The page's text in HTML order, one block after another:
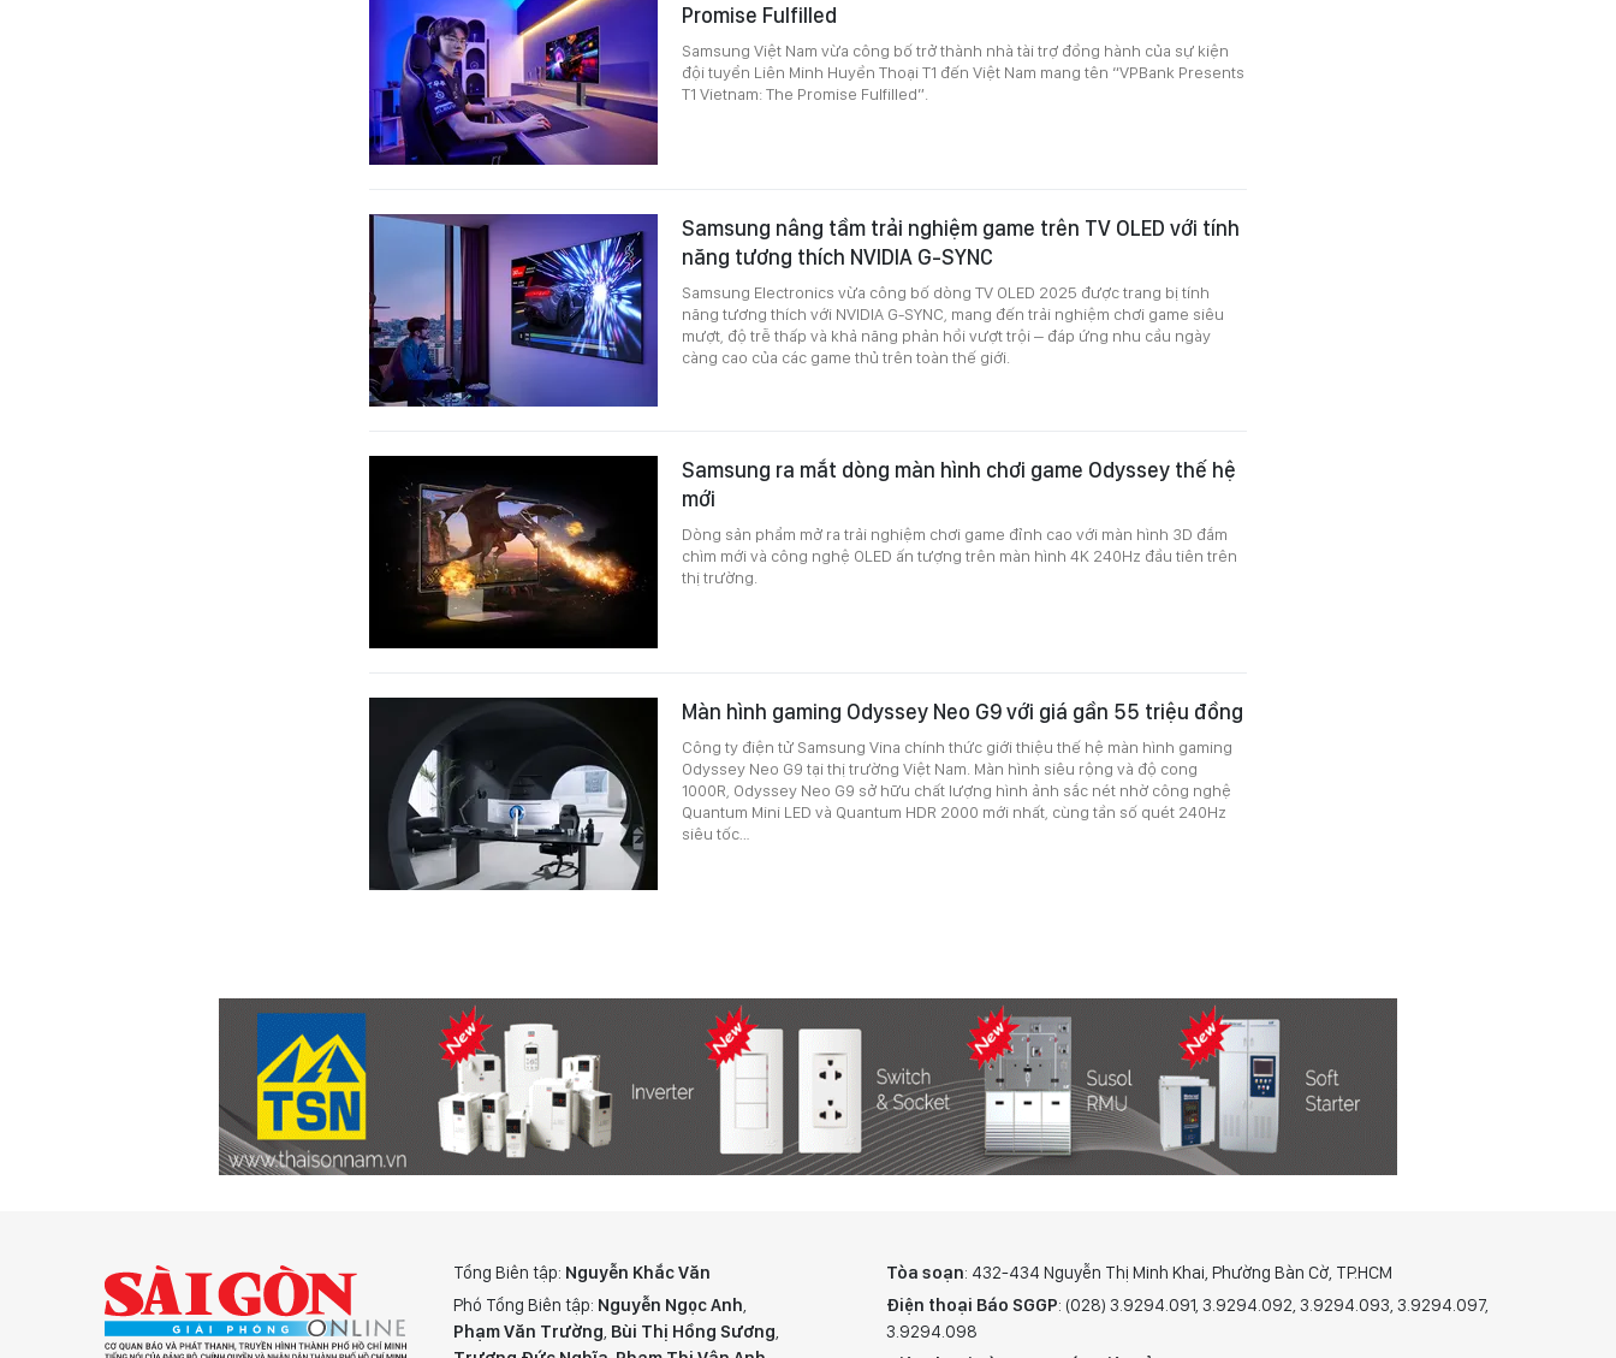
Promise Fulfilled
Samsung Việt Nam vừa công bố trở thành nhà tài trợ đồng hành của sự kiện
đội tuyển Liên Minh Huyền Thoại T1 đến Việt Nam mang tên “VPBank Presents
T1 Vietnam: The Promise Fulfilled”.
Samsung nâng tầm trải nghiệm game trên TV OLED với tính
năng tương thích NVIDIA G-SYNC
Samsung Electronics vừa công bố dòng TV OLED 2025 được trang bị tính
năng tương thích với NVIDIA G-SYNC, mang đến trải nghiệm chơi game siêu
mượt, độ trễ thấp và khả năng phản hồi vượt trội – đáp ứng nhu cầu ngày
càng cao của các game thủ trên toàn thế giới.
Samsung ra mắt dòng màn hình chơi game Odyssey thế hệ
mới
Dòng sản phẩm mở ra trải nghiệm chơi game đỉnh cao với màn hình 3D đắm
chìm mới và công nghệ OLED ấn tượng trên màn hình 4K 240Hz đầu tiên trên
thị trường.
Màn hình gaming Odyssey Neo G9 với giá gần 55 triệu đồng
Công ty điện tử Samsung Vina chính thức giới thiệu thế hệ màn hình gaming
Odyssey Neo G9 tại thị trường Việt Nam. Màn hình siêu rộng và độ cong
1000R, Odyssey Neo G9 sở hữu chất lượng hình ảnh sắc nét nhờ công nghệ
Quantum Mini LED và Quantum HDR 2000 mới nhất, cùng tần số quét 240Hz
siêu tốc…
Tổng Biên tập: Nguyễn Khắc Văn
Phó Tổng Biên tập: Nguyễn Ngọc Anh,
Phạm Văn Trường, Bùi Thị Hồng Sương,
Tòa soạn: 432-434 Nguyễn Thị Minh Khai, Phường Bàn Cờ, TP.HCM
Điện thoại Báo SGGP: (028) 3.9294.091, 3.9294.092, 3.9294.093, 3.9294.097,
3.9294.098